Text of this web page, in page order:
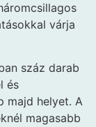
várja
száz darab
és
majd helyet. A
magasabb